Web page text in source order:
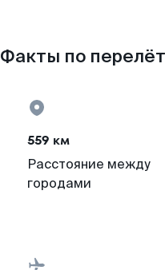
Факты по
559 км
Расстояние между
городами